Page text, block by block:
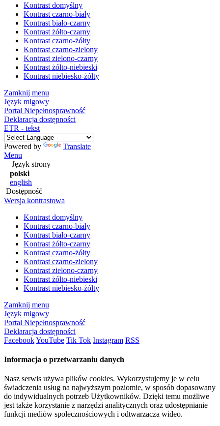
Kontrast domyślny
Kontrast czarno-biały
Kontrast biało-czarny
Kontrast żółto-czarny
Kontrast czarno-żółty
Kontrast czarno-zielony
Kontrast zielono-czarny
Kontrast żółto-niebieski
Kontrast niebiesko-żółty
Zamknij menu
Język migowy
Portal Niepełnosprawność
Deklaracja dostępności
ETR - tekst
Powered by
Translate
Menu
Język strony
polski
english
Dostępność
Wersja kontrastowa
Kontrast domyślny
Kontrast czarno-biały
Kontrast biało-czarny
Kontrast żółto-czarny
Kontrast czarno-żółty
Kontrast czarno-zielony
Kontrast zielono-czarny
Kontrast żółto-niebieski
Kontrast niebiesko-żółty
Zamknij menu
Język migowy
Portal Niepełnosprawność
Deklaracja dostępności
FacebookYouTube Tik Tok Instagram RSS
Informacja o przetwarzaniu danych
Nasz serwis używa plików cookies. Wykorzystujemy je w celu
świadczenia usług na najwyższym poziomie, w sposób dopasowany
do indywidualnych potrzeb Użytkowników. Dzięki temu możliwe
jest także korzystanie z narzędzi analitycznych oraz udostępnianie
funkcji mediów społecznościowych i odtwarzacza wideo.